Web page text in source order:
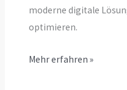
moderne digitale
optimieren.
Mehr erfahren »